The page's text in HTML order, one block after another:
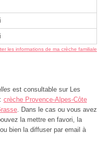
les informations de ma crèche familiale
est consultable sur Les
crèche Provence-Alpes-Côte
. Dans le cas ou vous avez
la mettre en favori, la
bien la diffuser par email à